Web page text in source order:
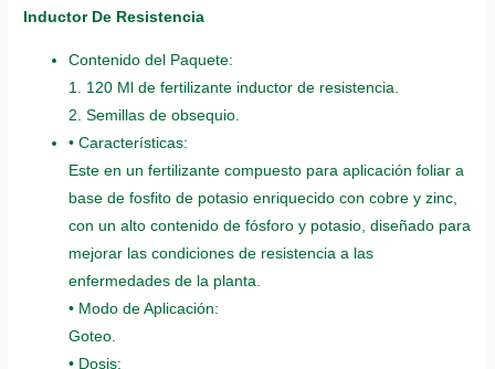
Inductor De Resistencia
Contenido del Paquete:
1. 120 Ml de fertilizante inductor de resistencia.
2. Semillas de obsequio.
• Características:
Este en un fertilizante compuesto para aplicación foliar a
base de fosfito de potasio enriquecido con cobre y zinc,
con un alto contenido de fósforo y potasio, diseñado para
mejorar las condiciones de resistencia a las
enfermedades de la planta.
• Modo de Aplicación:
Goteo.
• Dosis: